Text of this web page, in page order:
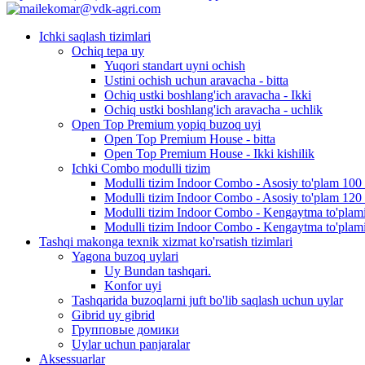
ekomar@vdk-agri.com
Ichki saqlash tizimlari
Ochiq tepa uy
Yuqori standart uyni ochish
Ustini ochish uchun aravacha - bitta
Ochiq ustki boshlang'ich aravacha - Ikki
Ochiq ustki boshlang'ich aravacha - uchlik
Open Top Premium yopiq buzoq uyi
Open Top Premium House - bitta
Open Top Premium House - Ikki kishilik
Ichki Combo modulli tizim
Modulli tizim Indoor Combo - Asosiy to'plam 100
Modulli tizim Indoor Combo - Asosiy to'plam 120
Modulli tizim Indoor Combo - Kengaytma
Modulli tizim Indoor Combo - Kengaytma
Tashqi makonga texnik xizmat ko'rsatish tizimlari
Yagona buzoq uylari
Uy Bundan tashqari.
Konfor uyi
Tashqarida buzoqlarni juft bo'lib saqlash uchun uylar
Gibrid uy gibrid
Групповые домики
Uylar uchun panjaralar
Aksessuarlar